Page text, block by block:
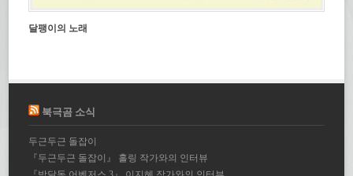
달팽이의 노래
북극곰 소식
두근두근 돌잡이
『두근두근 돌잡이』 홀링 작가와의 인터뷰